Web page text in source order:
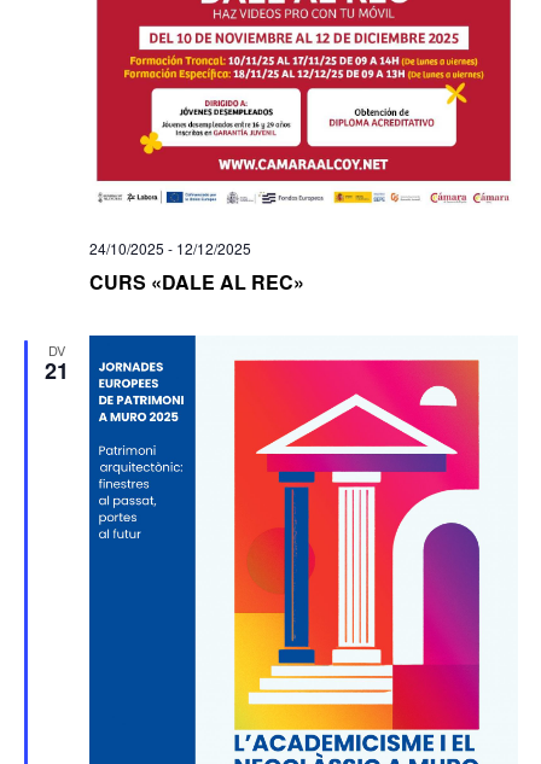
CURS «DALE AL REC»
24/10/2025 - 12/12/2025
DV
21